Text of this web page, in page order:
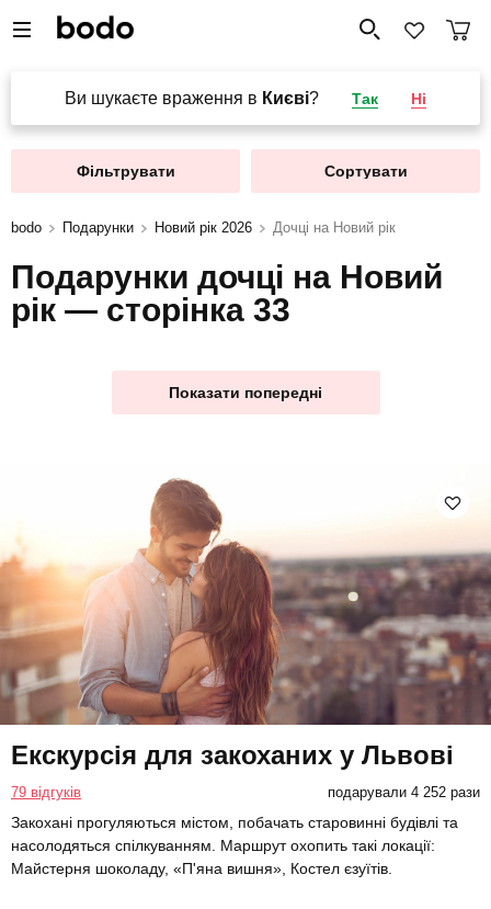
Ви шукаєте враження в Києві? Так Ні
Фільтрувати Сортувати
bodo Подарунки Новий рік 2026 Дочці на Новий рік
Подарунки дочці на Новий
рік — сторінка 33
Показати попередні
Екскурсія для закоханих у Львові
79 відгуків подарували 4 252 рази
Закохані прогуляються містом, побачать старовинні будівлі та
насолодяться спілкуванням. Маршрут охопить такі локації:
Майстерня шоколаду, «П'яна вишня», Костел єзуїтів.